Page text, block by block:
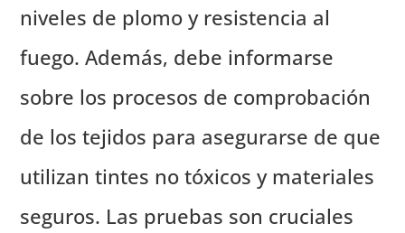
niveles de plomo y resistencia al
fuego. Además, debe informarse
sobre los procesos de comprobación
de los tejidos para asegurarse de que
utilizan tintes no tóxicos y materiales
seguros. Las pruebas son cruciales